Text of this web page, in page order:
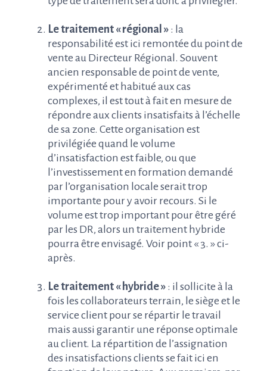
Le traitement « régional » : la
responsabilité est ici remontée du point de
vente au Directeur Régional. Souvent
ancien responsable de point de vente,
expérimenté et habitué aux cas
complexes, il est tout à fait en mesure de
répondre aux clients insatisfaits à l’échelle
de sa zone. Cette organisation est
privilégiée quand le volume
d’insatisfaction est faible, ou que
l’investissement en formation demandé
par l’organisation locale serait trop
importante pour y avoir recours. Si le
volume est trop important pour être géré
par les DR, alors un traitement hybride
pourra être envisagé. Voir point « 3. » ci-
après.
Le traitement « hybride » : il sollicite à la
fois les collaborateurs terrain, le siège et le
service client pour se répartir le travail
mais aussi garantir une réponse optimale
au client. La répartition de l’assignation
des insatisfactions clients se fait ici en